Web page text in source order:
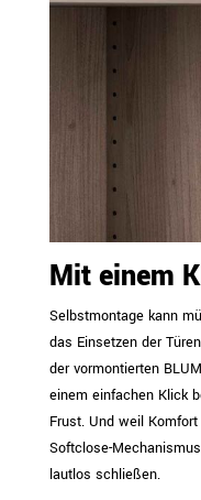
Mit einem
Selbstmontage kann
das Einsetzen der
der vormontierten
einem einfachen Klick
Frust. Und weil
Softclose-
lautlos schließen.